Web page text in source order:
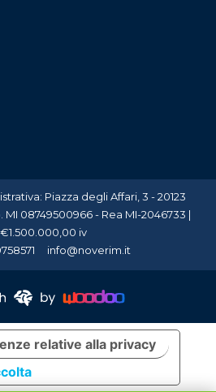
Piazza degli Affari, 3 - 20123
08749500966 - Rea MI-2046733 |
iv
info@noverim.it
relative alla privacy